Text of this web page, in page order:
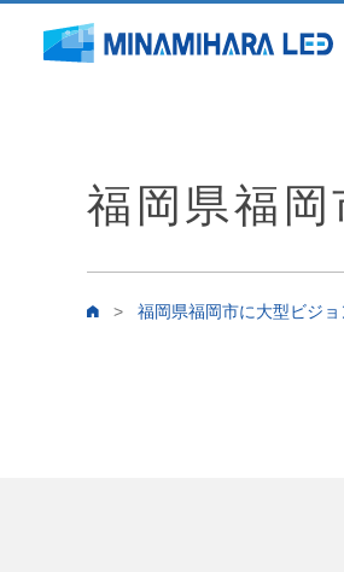
福岡県福
> 福岡県福岡市に大型ビジ